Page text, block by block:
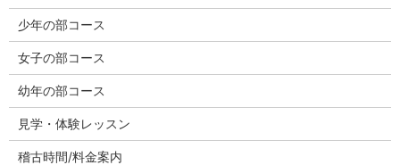
少年の部コース
女子の部コース
幼年の部コース
見学・体験レッスン
稽古時間/料金案内